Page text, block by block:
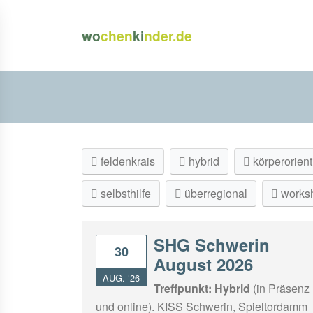
wochenkinder.de
feldenkrais hybrid
selbsthilfe
überregional
30
AUG. ’26
SHG Schwerin
August 2026
Treffpunkt: Hybrid (in Präsenz
und online). KISS Schwerin, Spieltordamm